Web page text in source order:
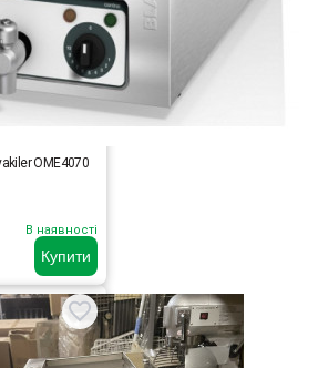
Купити
OME4070
В наявності